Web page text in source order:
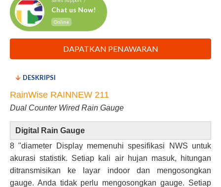
Chat us Now!
Online
DAPATKAN PENAWARAN
DESKRIPSI
RainWise RAINNEW 211
Dual Counter Wired Rain Gauge
Digital Rain Gauge
8 "diameter Display memenuhi spesifikasi NWS untuk
akurasi statistik. Setiap kali air hujan masuk, hitungan
ditransmisikan ke layar indoor dan mengosongkan
gauge. Anda tidak perlu mengosongkan gauge. Setiap